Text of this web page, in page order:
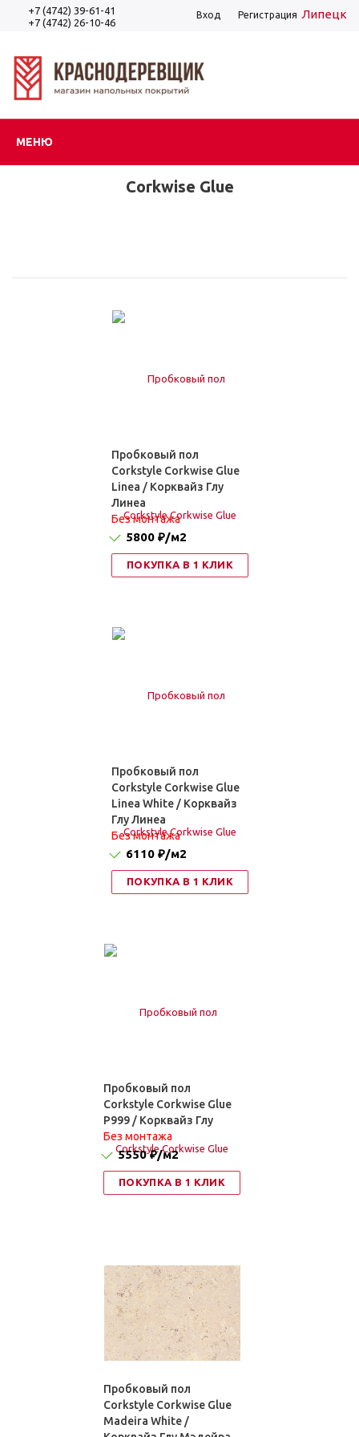
+7 (4742) 39-61-41
+7 (4742) 26-10-46
Липецк
Вход Регистрация
МЕНЮ
Corkwise Glue
Пробковый пол
Corkstyle Corkwise Glue
Linea / Корквайз Глу
Линеа
Без монтажа
5800 ₽/м2
ПОКУПКА В 1 КЛИК
Пробковый пол
Corkstyle Corkwise Glue
Linea White / Корквайз
Глу Линеа
Без монтажа
6110 ₽/м2
ПОКУПКА В 1 КЛИК
Пробковый пол
Corkstyle Corkwise Glue
P999 / Корквайз Глу
Без монтажа
5550 ₽/м2
ПОКУПКА В 1 КЛИК
Пробковый пол
Corkstyle Corkwise Glue
Madeira White /